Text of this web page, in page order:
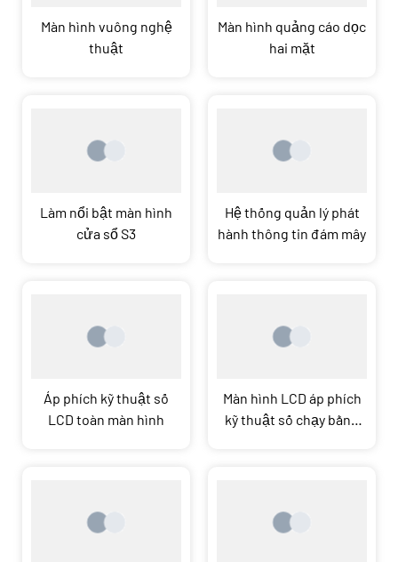
Màn hình vuông nghệ
thuật
Màn hình quảng cáo dọc
hai mặt
Làm nổi bật màn hình
cửa sổ S3
Hệ thống quản lý phát
hành thông tin đám mây
Áp phích kỹ thuật số
LCD toàn màn hình
Màn hình LCD áp phích
kỹ thuật số chạy bằng